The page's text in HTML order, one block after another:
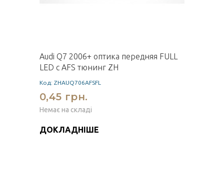
Audi Q7 2006+ оптика передняя FULL
LED с AFS тюнинг ZH
Код: ZHAUQ706AFSFL
0,45 грн.
Немає на складі
ДОКЛАДНІШЕ